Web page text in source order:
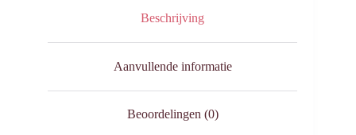
Beschrijving
Aanvullende informatie
Beoordelingen (0)